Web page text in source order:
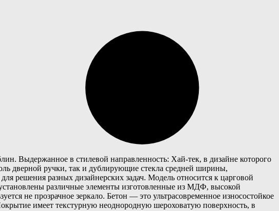
Выдержанное в стилевой направленность: Хай-тек, в дизайне которого
дверной ручки, так и дублирующие стекла средней ширины,
решения разных дизайнерских задач. Модель относится к царговой
различные элементы изготовленные из МДФ, высокой
не прозрачное зеркало. Бетон — это ультрасовременное износостойкое
имеет текстурную неоднородную шероховатую поверхность, в